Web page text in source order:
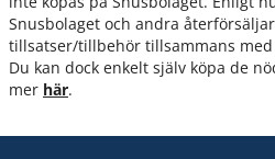
Snusbolaget och andra
tillsatser/tillbehör tillsammans med
Du kan dock enkelt själv köpa de
mer här.